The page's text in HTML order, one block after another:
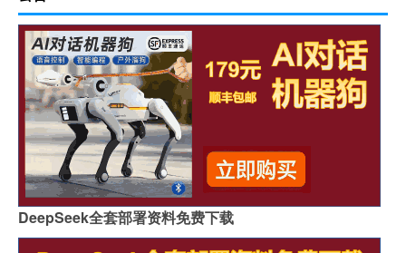
DeepSeek全套部署资料免费下载